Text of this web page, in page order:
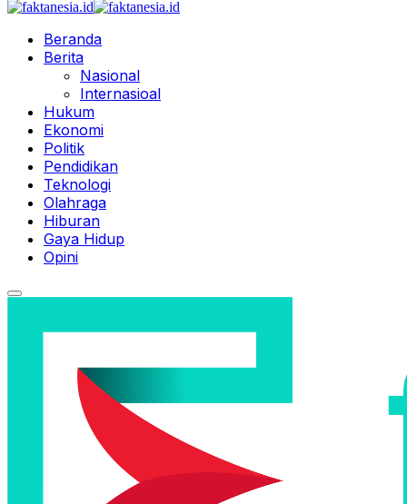
Beranda
Berita
Nasional
Internasioal
Hukum
Ekonomi
Politik
Pendidikan
Teknologi
Olahraga
Hiburan
Gaya Hidup
Opini